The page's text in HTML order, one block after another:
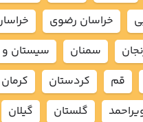
خراسان رضوي
سمنان
سيستان و
قم كردستان كرمان
گلستان گيلان